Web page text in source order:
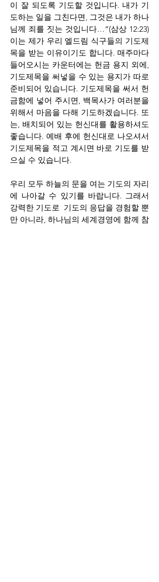
이 잘 되도록 기도할 것입니다. 내가 기
도하는 일을 그친다면, 그것은 내가 하나
님께 죄를 짓는 것입니다…”(삼상 12:23)
이는 제가 우리 엘드림 식구들의 기도제
목을 받는 이유이기도 합니다. 매주마다
들어오시는 카운터에는 헌금 용지 외에,
기도제목을 써넣을 수 있는 용지가 따로
준비되어 있습니다. 기도제목을 써서 헌
금함에 넣어 주시면, 백목사가 여러분을
위해서 마음을 다해 기도하겠습니다. 또
는, 배치되어 있는 헌신대를 활용하셔도
좋습니다. 예배 후에 헌신대로 나오셔서
기도제목을 적고 계시면 바로 기도를 받
으실 수 있습니다.
우리 모두 하늘의 문을 여는 기도의 자리
에 나아갈 수 있기를 바랍니다. 그래서
강력한 기도로  기도의 응답을 경험할 뿐
만 아니라, 하나님의 세계경영에 함께 참